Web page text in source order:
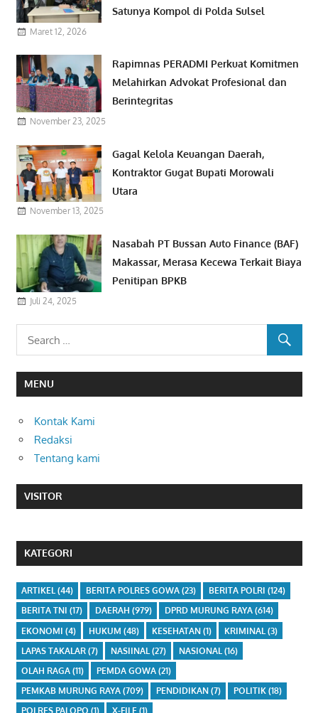
Satunya Kompol di Polda Sulsel
Maret 12, 2026
Rapimnas PERADMI Perkuat Komitmen
Melahirkan Advokat Profesional dan
Berintegritas
November 23, 2025
Gagal Kelola Keuangan Daerah,
Kontraktor Gugat Bupati Morowali
Utara
November 13, 2025
Nasabah PT Bussan Auto Finance (BAF)
Makassar, Merasa Kecewa Terkait Biaya
Penitipan BPKB
Juli 24, 2025
MENU
Kontak Kami
Redaksi
Tentang kami
VISITOR
KATEGORI
ARTIKEL(44) BERITA POLRES GOWA(23) BERITA POLRI (124)
BERITA TNI (17) DAERAH (979) DPRD MURUNG RAYA(614)
EKONOMI (4) HUKUM (48) KESEHATAN(1) KRIMINAL (3)
LAPAS TAKALAR(7) NASIINAL (27) NASIONAL (16)
OLAH RAGA(11) PEMDA GOWA(21)
PEMKAB MURUNG RAYA(709) PENDIDIKAN(7) POLITIK(18)